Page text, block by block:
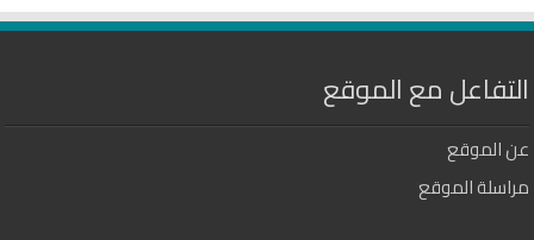
التفاعل مع الموقع
عن الموقع
مراسلة الموقع